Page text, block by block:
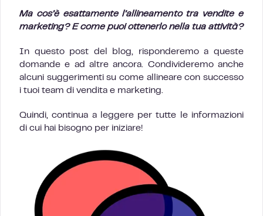
Ma cos’è esattamente l’allineamento tra vendite e
marketing? E come puoi ottenerlo nella tua attività?
In questo post del blog, risponderemo a queste
domande e ad altre ancora. Condivideremo anche
alcuni suggerimenti su come allineare con successo
i tuoi team di vendita e marketing.
Quindi, continua a leggere per tutte le informazioni
di cui hai bisogno per iniziare!